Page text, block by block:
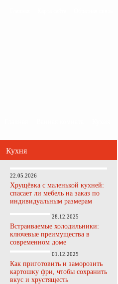
Кухня
22.05.2026
Хрущёвка с маленькой кухней:
спасает ли мебель на заказ по
индивидуальным размерам
28.12.2025
Встраиваемые холодильники:
ключевые преимущества в
современном доме
01.12.2025
Как приготовить и заморозить
картошку фри, чтобы сохранить
вкус и хрустящесть